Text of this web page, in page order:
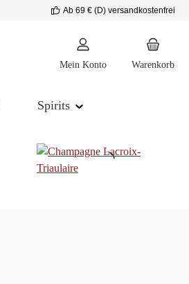
Ab 69 € (D) versandkostenfrei
Mein Konto Warenkorb
Spirits